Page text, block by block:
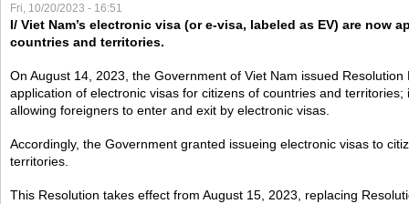
Fri, 10/20/2023 - 16:51
I/ Viet Nam’s electronic visa (or e-visa, labeled as EV) are now
countries and territories.
On August 14, 2023, the Government of Viet Nam issued
application of electronic visas for citizens of countries and
allowing foreigners to enter and exit by electronic visas.
Accordingly, the Government granted issueing electronic visas to
territories.
This Resolution takes effect from August 15, 2023, replacing